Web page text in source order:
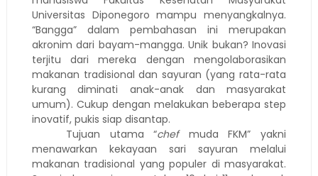
Universitas Diponegoro mampu menyangkalnya.
“Bangga” dalam pembahasan ini merupakan
akronim dari bayam-mangga. Unik bukan? Inovasi
terjitu dari mereka dengan mengolaborasikan
makanan tradisional dan sayuran (yang rata-rata
kurang diminati anak-anak dan masyarakat
umum). Cukup dengan melakukan beberapa step
inovatif, pukis siap disantap.
Tujuan utama “chefmuda FKM” yakni
menawarkan kekayaan sari sayuran melalui
makanan tradisional yang populer di masyarakat.